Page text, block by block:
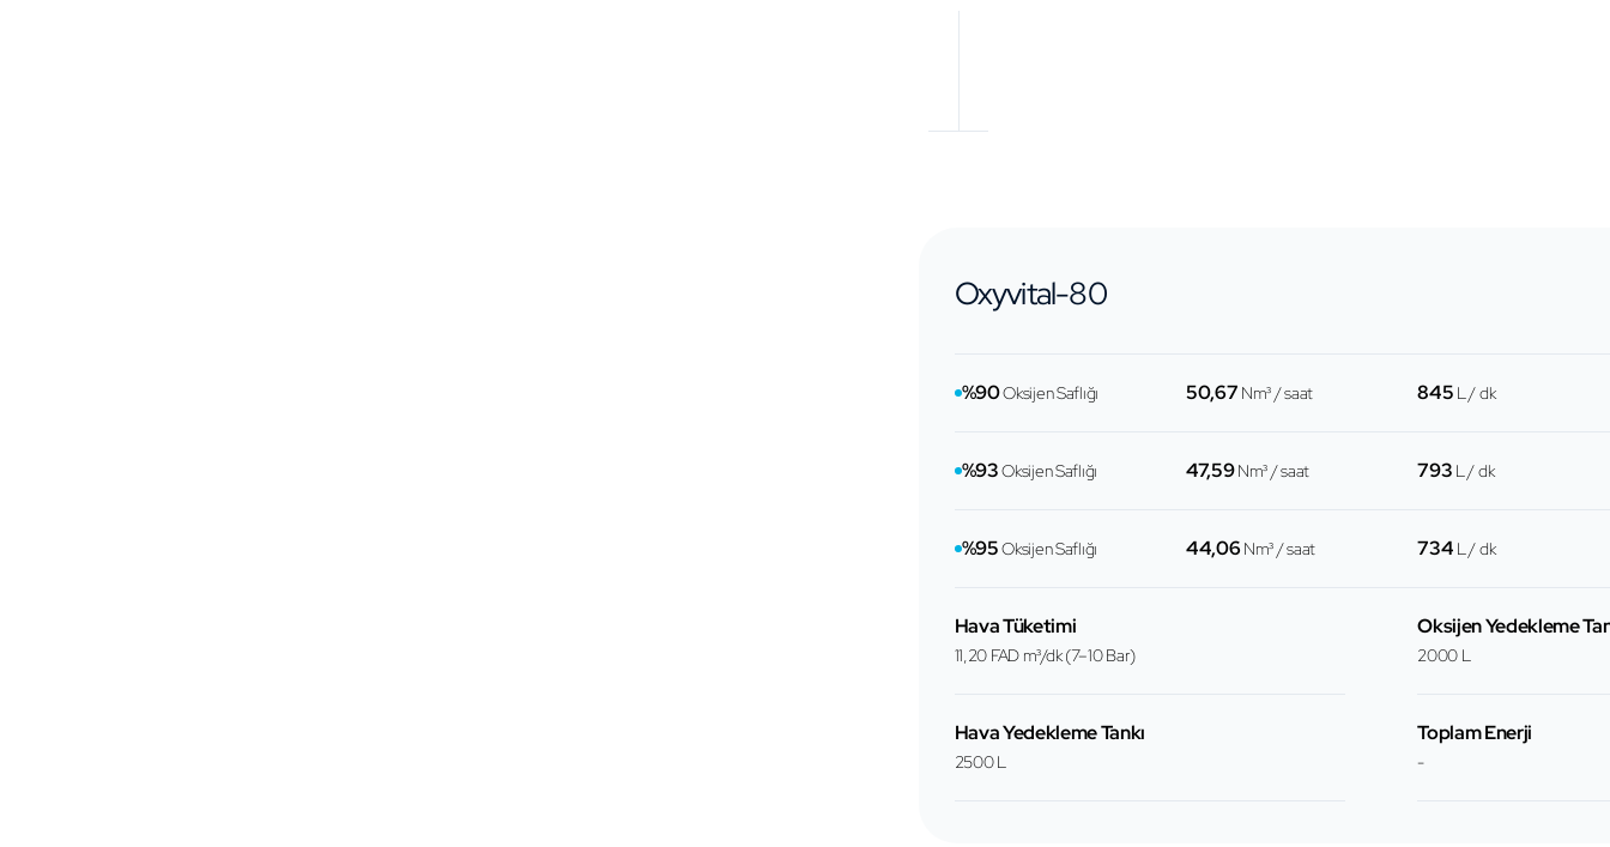
Oxyvital-80
%90Oksijen Saflığı 50,67 Nm³ / saat 845 L / dk
%93Oksijen Saflığı 47,59Nm³ / saat 793 L / dk
%95Oksijen Saflığı 44,06Nm³ / saat 734 L / dk
Hava Tüketimi
11,20 FAD m³/dk (7–10 Bar)
Oksijen Yedekleme
2000 L
Hava Yedekleme Tankı
2500 L
Toplam Enerji
-